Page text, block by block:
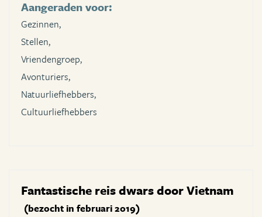
Aangeraden voor:
Gezinnen,
Stellen,
Vriendengroep,
Avonturiers,
Natuurliefhebbers,
Cultuurliefhebbers
Fantastische reis dwars door Vietnam
(bezocht in februari 2019)